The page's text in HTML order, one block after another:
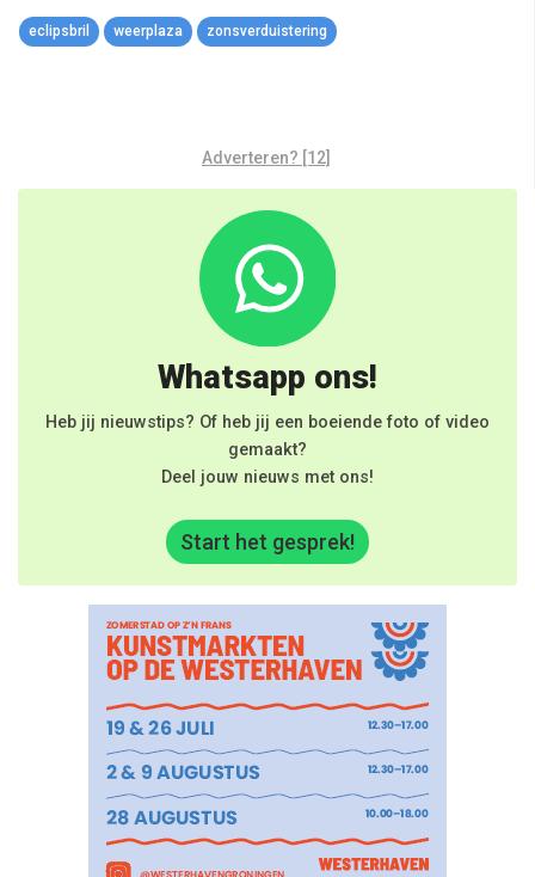
eclipsbril weerplaza zonsverduistering
Adverteren? [12]
Whatsapp ons!
Heb jij nieuwstips? Of heb jij een boeiende foto of video
gemaakt?
Deel jouw nieuws met ons!
Start het gesprek!